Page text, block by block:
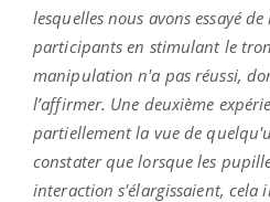
lesquelles nous avons essayé
participants en stimulant le
manipulation n'a pas réussi,
l’affirmer. Une deuxième
partiellement la vue de
constater que lorsque les
interaction s'élargissaient, cela